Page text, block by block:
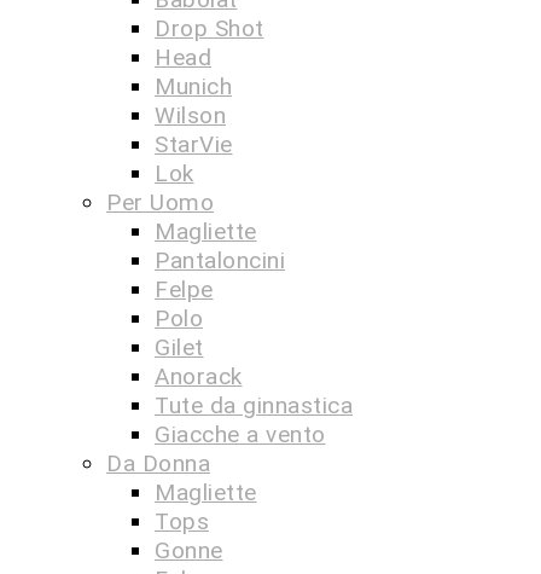
Drop Shot
Head
Munich
Wilson
StarVie
Lok
Per Uomo
Magliette
Pantaloncini
Felpe
Polo
Gilet
Anorack
Tute da ginnastica
Giacche a vento
Da Donna
Magliette
Tops
Gonne